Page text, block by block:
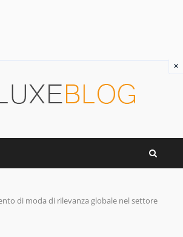
di moda di rilevanza globale nel settore
×